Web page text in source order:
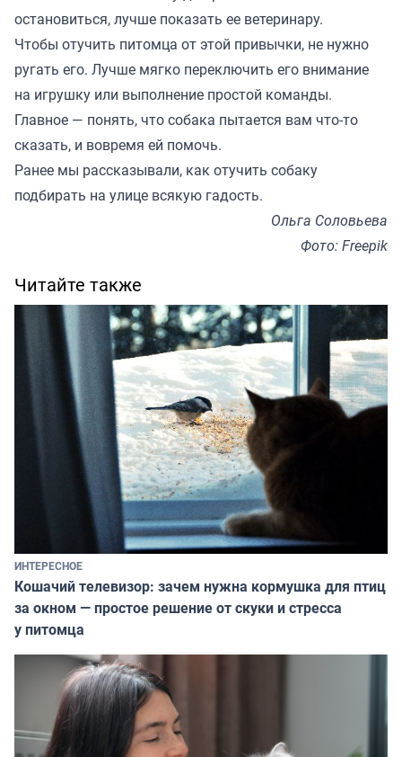
остановиться, лучше показать ее ветеринару.
Чтобы отучить питомца от этой привычки, не нужно
ругать его. Лучше мягко переключить его внимание
на игрушку или выполнение простой команды.
Главное — понять, что собака пытается вам что-то
сказать, и вовремя ей помочь.
Ранее мы рассказывали, как отучить собаку
подбирать на улице всякую гадость.
Ольга Соловьева
Фото: Freepik
Читайте также
ИНТЕРЕСНОЕ
Кошачий телевизор: зачем нужна кормушка для птиц
за окном — простое решение от скуки и стресса
у питомца